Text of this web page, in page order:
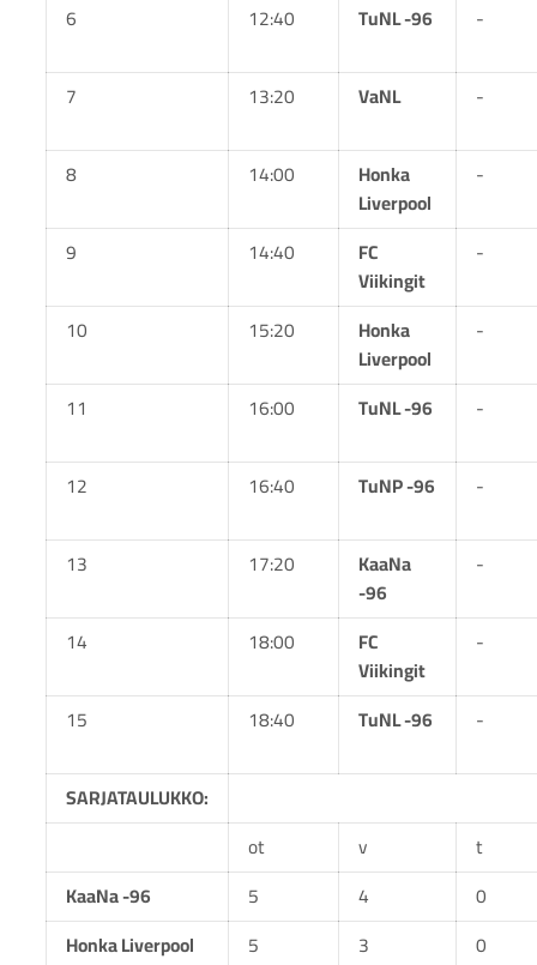
6 12:40 TuNL -96 -
7 13:20 VaNL -
8 14:00
Honka
Liverpool
-
9 14:40
FC
Viikingit
-
10 15:20
Honka
Liverpool
-
11 16:00 TuNL -96 -
12 16:40 TuNP -96 -
13 17:20
KaaNa
-96
-
14 18:00
FC
Viikingit
-
15 18:40 TuNL -96 -
SARJATAULUKKO:
ot
v
t
KaaNa -96
5 4
0
Honka Liverpool
5 3
0